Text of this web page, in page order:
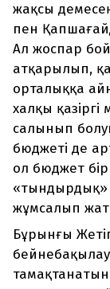
жақсы
пен
Ал жоспар
атқарылып,
орталыққа
халқы
салынып
бюджеті де
ол бюджет бір
«тындырдық»
жұмсалып
Бұрынғы